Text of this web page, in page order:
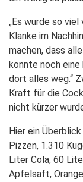
„Es wurde so
Klanke im
machen, dass
konnte noch eine
dort alles weg.“
Kraft für die
nicht kürzer
Hier ein
Pizzen, 1.310
Liter Cola, 60
Apfelsaft,